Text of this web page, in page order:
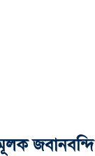
জবানবন্দি